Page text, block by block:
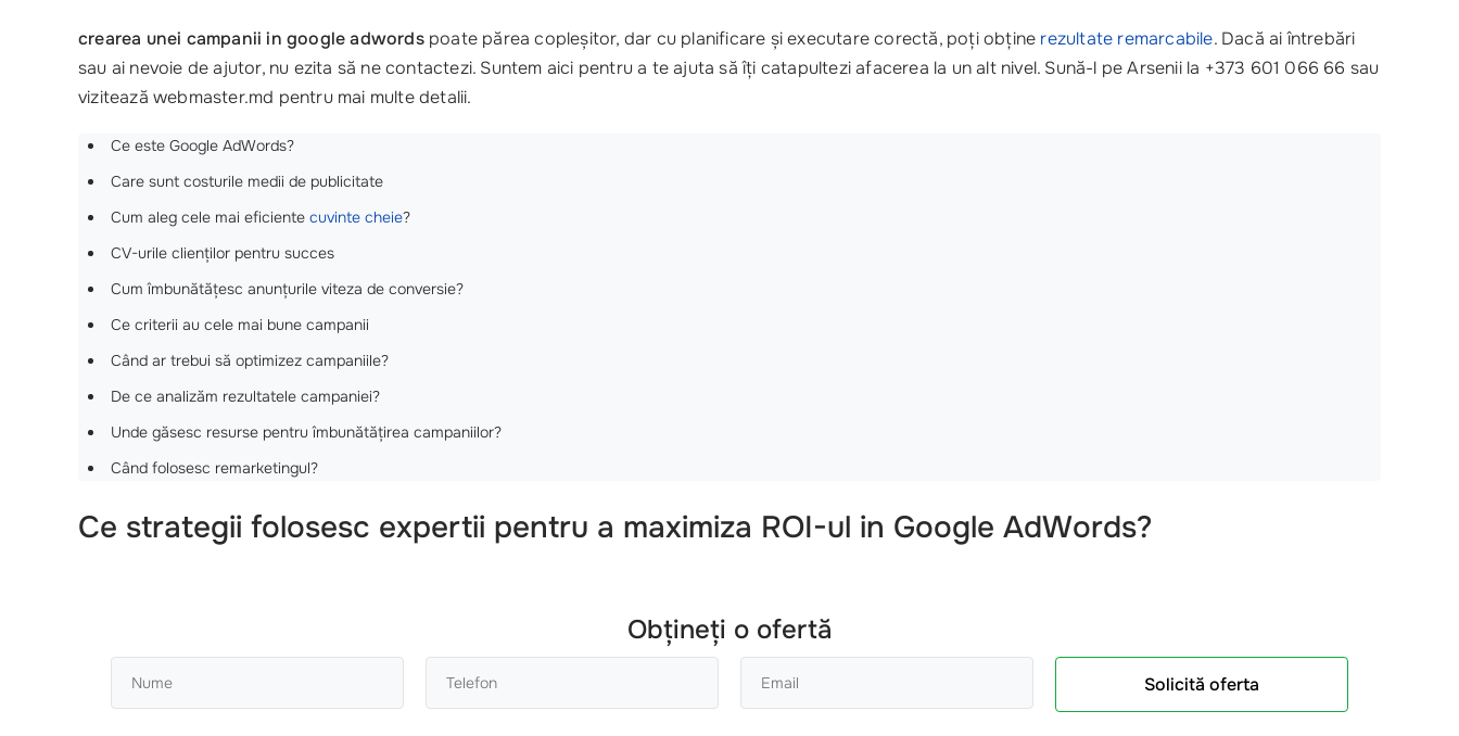
crearea unei campanii in google adwordspoate părea copleșitor, dar cu planificare și executare corectă, poți obține rezultate remarcabile. Dacă ai întrebări
sau ai nevoie de ajutor, nu ezita să ne contactezi. Suntem aici pentru a te ajuta să îți catapultezi afacerea la un alt nivel. Sună-l pe Arsenii la +373 601 066 66 sau
vizitează webmaster.md pentru mai multe detalii.
Ce este Google AdWords?
Care sunt costurile medii de publicitate
Cum aleg cele mai eficiente cuvinte cheie?
CV-urile clienților pentru succes
Cum îmbunătățesc anunțurile viteza de conversie?
Ce criterii au cele mai bune campanii
Când ar trebui să optimizez campaniile?
De ce analizăm rezultatele campaniei?
Unde găsesc resurse pentru îmbunătățirea campaniilor?
Când folosesc remarketingul?
Ce strategii folosesc expertii pentru a maximiza ROI-ul in Google AdWords?
Obțineți o ofertă
Solicită oferta